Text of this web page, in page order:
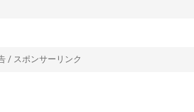
/ スポンサーリンク